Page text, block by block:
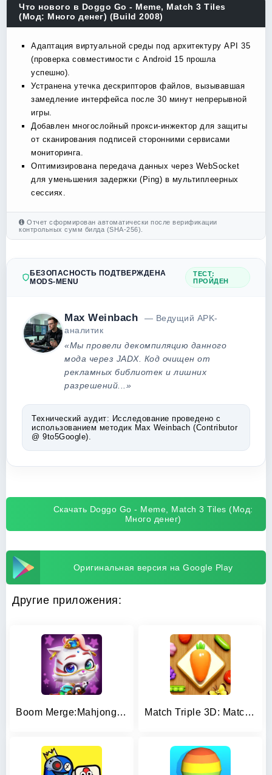
Что нового в Doggo Go - Meme, Match 3 Tiles
(Мод: Много денег) (Build 2008)
Адаптация виртуальной среды под архитектуру API 35
(проверка совместимости с Android 15 прошла
успешно).
Устранена утечка дескрипторов файлов, вызывавшая
замедление интерфейса после 30 минут непрерывной
игры.
Добавлен многослойный прокси-инжектор для защиты
от сканирования подписей сторонними сервисами
мониторинга.
Оптимизирована передача данных через WebSocket
для уменьшения задержки (Ping) в мультиплеерных
сессиях.
Отчет сформирован автоматически после верификации
контрольных сумм билда (SHA-256).
БЕЗОПАСНОСТЬ ПОДТВЕРЖДЕНА
MODS-MENU
ТЕСТ:
ПРОЙДЕН
Max Weinbach
— Ведущий APK-
аналитик
«Мы провели декомпиляцию данного
мода через JADX. Код очищен от
рекламных библиотек и лишних
разрешений...»
Технический аудит: Исследование проведено с
использованием методик Max Weinbach (Contributor
@ 9to5Google).
Скачать Doggo Go - Meme, Match 3 Tiles (Мод:
Много денег)
Оригинальная версия на Google Play
Другие приложения:
Boom Merge:Mahjong Match Tiles Match Triple 3D: Matching Tile